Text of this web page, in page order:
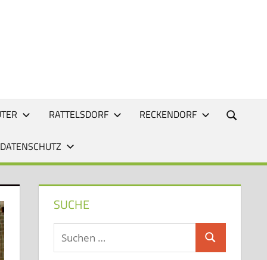
RATTELSDORF RECKENDORF
SUCHE
Suchen
nach:
Suchen